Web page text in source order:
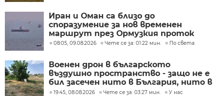
Иран и Оман са близо до
споразумение за нов временен
маршрут през Ормузкия проток
08:05, 09.08.2026 Чете се за: 01:22 мин. По света
Военен дрон в българското
въздушно пространство - защо не е
бил засечен нито в България, нито в
Румъния?
19:45, 08.08.2026 Чете се за: 03:27 мин. У нас